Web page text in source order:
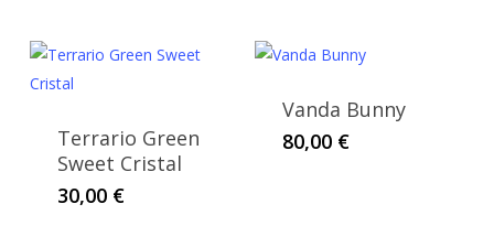
Terrario Green
Sweet Cristal
30,00 €
Vanda Bunny
80,00 €